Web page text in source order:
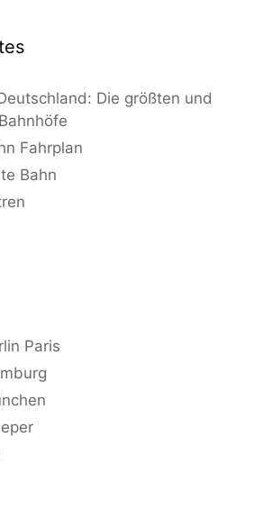
Die größten und
Fahrplan
Bahn
Paris